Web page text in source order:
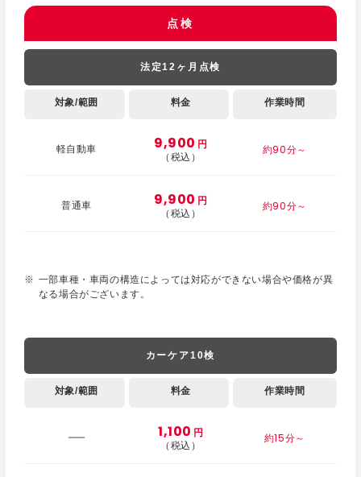
点検
法定12ヶ月点検
対象/範囲 料金 作業時間
軽自動車 9,900 円
（税込）
約90分～
普通車 9,900 円
（税込）
約90分～
一部車種・車両の構造によっては対応ができない場合や価格が異
なる場合がございます。
カーケア10検
対象/範囲 料金 作業時間
1,100 円
（税込）
約15分～